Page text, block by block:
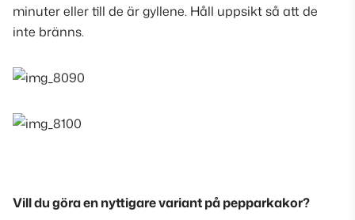
minuter eller till de är gyllene. Håll uppsikt så att de
inte bränns.
Vill du göra en nyttigare variant på pepparkakor?